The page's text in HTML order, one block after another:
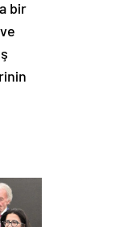
bir